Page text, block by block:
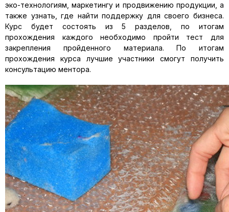
эко-технологиям, маркетингу и продвижению продукции, а
также узнать, где найти поддержку для своего бизнеса.
Курс будет состоять из 5 разделов, по итогам
прохождения каждого необходимо пройти тест для
закрепления пройденного материала. По итогам
прохождения курса лучшие участники смогут получить
консультацию ментора.